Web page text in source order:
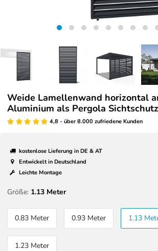
Weide Lamellenwand horizontal
Aluminium als Pergola Sichtschutz
4,8 - über 8.000 zufriedene Kunden
kostenlose Lieferung in DE & AT
Entwickelt in Deutschland
Leichte Montage
Größe: 1.13 Meter
0.83 Meter 0.93 Meter 1.13
1.23 Meter